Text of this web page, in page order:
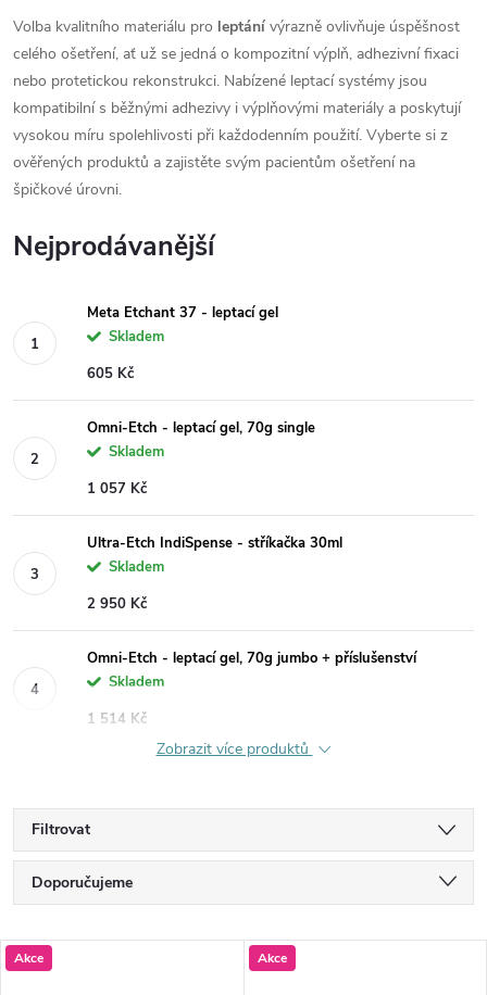
Volba kvalitního materiálu pro leptání výrazně ovlivňuje úspěšnost
celého ošetření, ať už se jedná o kompozitní výplň, adhezivní fixaci
nebo protetickou rekonstrukci. Nabízené leptací systémy jsou
kompatibilní s běžnými adhezivy i výplňovými materiály a poskytují
vysokou míru spolehlivosti při každodenním použití. Vyberte si z
ověřených produktů a zajistěte svým pacientům ošetření na
špičkové úrovni.
Nejprodávanější
Meta Etchant 37 - leptací gel
Skladem
605 Kč
Omni-Etch - leptací gel, 70g single
Skladem
1 057 Kč
Ultra-Etch IndiSpense - stříkačka 30ml
Skladem
2 950 Kč
Omni-Etch - leptací gel, 70g jumbo + příslušenství
Skladem
1 514 Kč
Zobrazit více produktů
Filtrovat
Ř
a
Doporučujeme
Nejdražší
V
Akce Akce